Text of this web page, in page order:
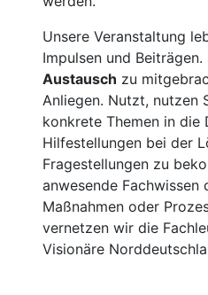
Unsere Veranstaltung
Impulsen und
Austausch zu
Anliegen. Nutzt, nutzen
konkrete Themen in die
Hilfestellungen bei der
Fragestellungen zu
anwesende Fachwissen
Maßnahmen oder
vernetzen wir die
Visionäre